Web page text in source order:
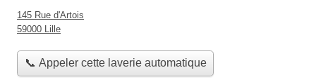
145 Rue d'Artois
59000 Lille
📞 Appeler cette laverie automatique